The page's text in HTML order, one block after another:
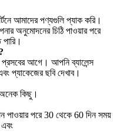
আমাদের পণ্যগুলি প্যাক করি।
অনুমোদনের চিঠি পাওয়ার পরে
আগে। আপনি ব্যালেন্স
প্যাকেজের ছবি দেখাব।
কিছু।
পাওয়ার পরে 30 থেকে 60 দিন সময়